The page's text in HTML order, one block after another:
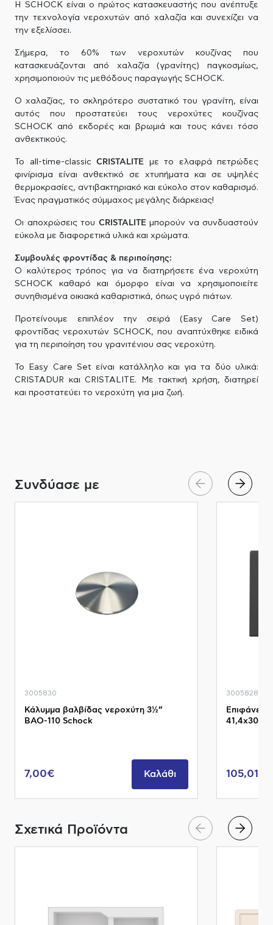
Η SCHOCK είναι ο πρώτος κατασκευαστής που ανέπτυξε
την τεχνολογία νεροχυτών από χαλαζία και συνεχίζει να
την εξελίσσει.
Σήμερα, το 60% των νεροχυτών κουζίνας που
κατασκευάζονται από χαλαζία (γρανίτης) παγκοσμίως,
χρησιμοποιούν τις μεθόδους παραγωγής SCHOCK.
Ο χαλαζίας, το σκληρότερο συστατικό του γρανίτη, είναι
αυτός που προστατεύει τους νεροχύτες κουζίνας
SCHOCK από εκδορές και βρωμιά και τους κάνει τόσο
ανθεκτικούς.
To all-time-classic CRISTALITE με το ελαφρά πετρώδες
φινίρισμα είναι ανθεκτικό σε χτυπήματα και σε υψηλές
θερμοκρασίες, αντιβακτηριακό και εύκολο στον καθαρισμό.
Ένας πραγματικός σύμμαχος μεγάλης διάρκειας!
Οι αποχρώσεις του CRISTALITEμπορούν να συνδυαστούν
εύκολα με διαφορετικά υλικά και χρώματα.
Συμβουλές φροντίδας & περιποίησης:
Ο καλύτερος τρόπος για να διατηρήσετε ένα νεροχύτη
SCHOCK καθαρό και όμορφο είναι να χρησιμοποιείτε
συνηθισμένα οικιακά καθαριστικά, όπως υγρό πιάτων.
Προτείνουμε επιπλέον την σειρά (Easy Care Set)
φροντίδας νεροχυτών SCHOCK, που αναπτύχθηκε ειδικά
για τη περιποίηση του γρανιτένιου σας νεροχύτη.
Το Easy Care Set είναι κατάλληλο και για τα δύο υλικά:
CRISTADUR και CRISTALITE. Με τακτική χρήση, διατηρεί
και προστατεύει το νεροχύτη για μια ζωή.
Συνδύασε με
3005830
Κάλυμμα βαλβίδας νεροχύτη 3½”
BAO-110 Schock
7,00€ Καλάθι
3005828
Επιφάνεια
105,01€
Σχετικά Προϊόντα